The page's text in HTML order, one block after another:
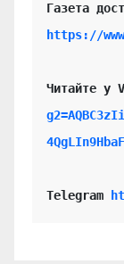
https://
Читайте у
Telegram